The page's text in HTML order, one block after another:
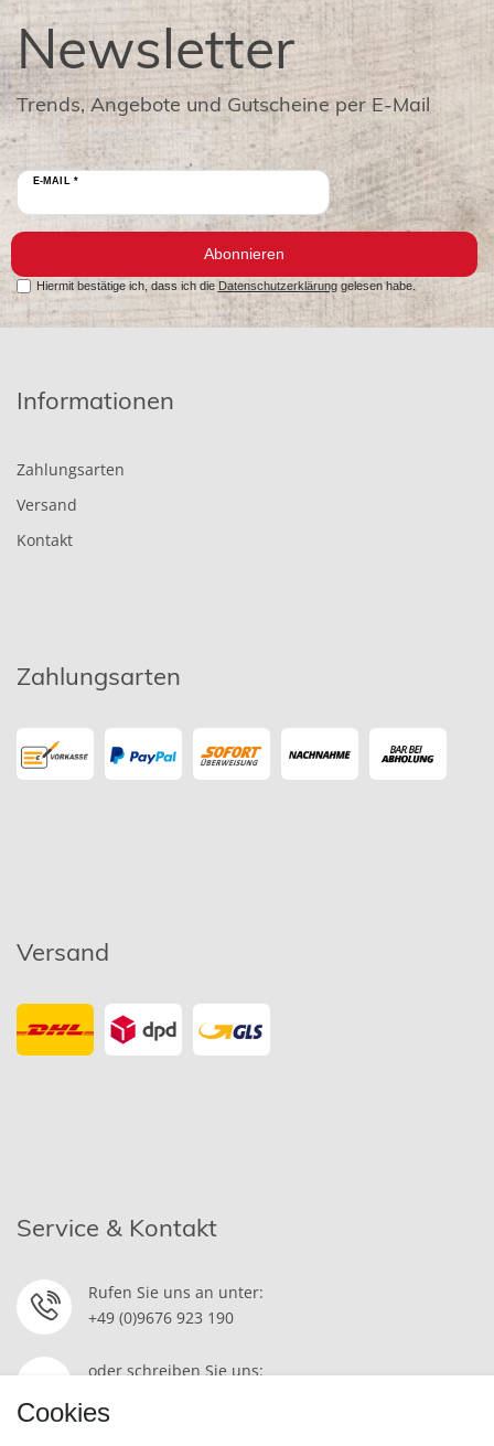
Newsletter
Trends, Angebote und Gutscheine per E-Mail
E-MAIL *
Abonnieren
Hiermit bestätige ich, dass ich dieDatenschutzerklärunggelesen habe.
Informationen
Zahlungsarten
Versand
Kontakt
Zahlungsarten
Versand
Service & Kontakt
Rufen Sie uns an unter:
+49 (0)9676 923 190
oder schreiben Sie uns:
Cookies